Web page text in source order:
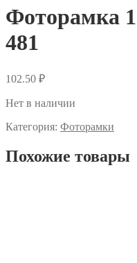
Фоторамка
481
102.50 ₽
Нет в наличии
Категория: Фоторамки
Похожие товары